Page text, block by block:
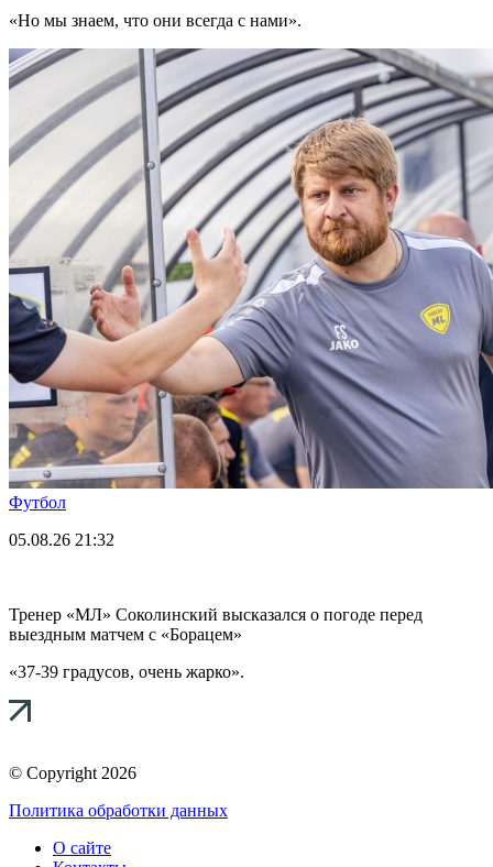
«Но мы знаем, что они всегда с нами».
Футбол
05.08.26 21:32
Тренер «МЛ» Соколинский высказался о погоде перед
выездным матчем с «Борацем»
«37-39 градусов, очень жарко».
© Copyright 2026
Политика обработки данных
О сайте